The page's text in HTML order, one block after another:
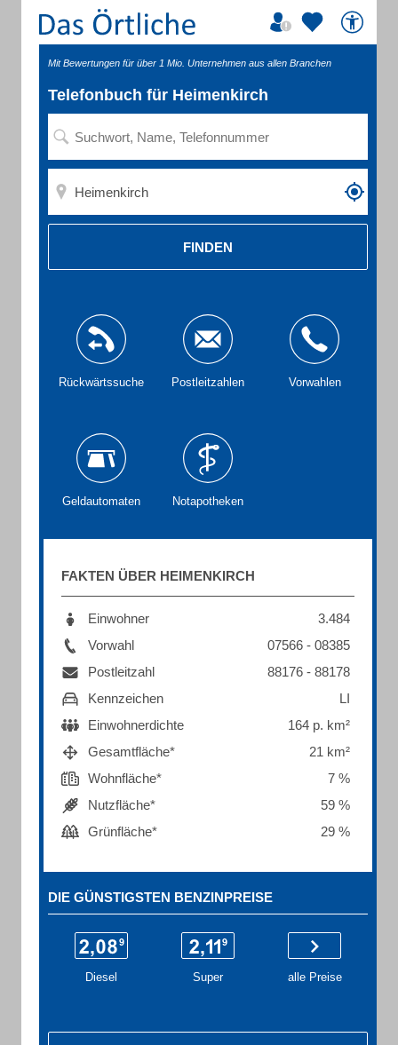
Mit Bewertungen für über 1 Mio. Unternehmen aus allen Branchen
Telefonbuch für Heimenkirch
FINDEN
Rückwärtssuche Postleitzahlen Vorwahlen
Geldautomaten Notapotheken
FAKTEN ÜBER HEIMENKIRCH
Einwohner
3.484
Vorwahl
07566 - 08385
Postleitzahl
88176 - 88178
Kennzeichen
LI
Einwohnerdichte
164 p. km²
Gesamtfläche*
21 km²
Wohnfläche*
7 %
Nutzfläche*
59 %
Grünfläche*
29 %
DIE GÜNSTIGSTEN BENZINPREISE
Diesel Super alle Preise